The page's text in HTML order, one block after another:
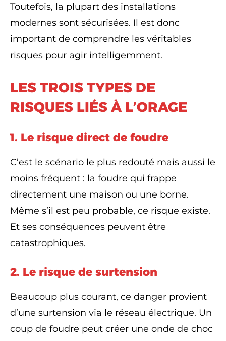
Toutefois, la plupart des installations
modernes sont sécurisées. Il est donc
important de comprendre les véritables
risques pour agir intelligemment.
LES TROIS TYPES DE
RISQUES LIÉS À L’ORAGE
1. Le risque direct de foudre
C’est le scénario le plus redouté mais aussi le
moins fréquent : la foudre qui frappe
directement une maison ou une borne.
Même s’il est peu probable, ce risque existe.
Et ses conséquences peuvent être
catastrophiques.
2. Le risque de surtension
Beaucoup plus courant, ce danger provient
d’une surtension via le réseau électrique. Un
coup de foudre peut créer une onde de choc